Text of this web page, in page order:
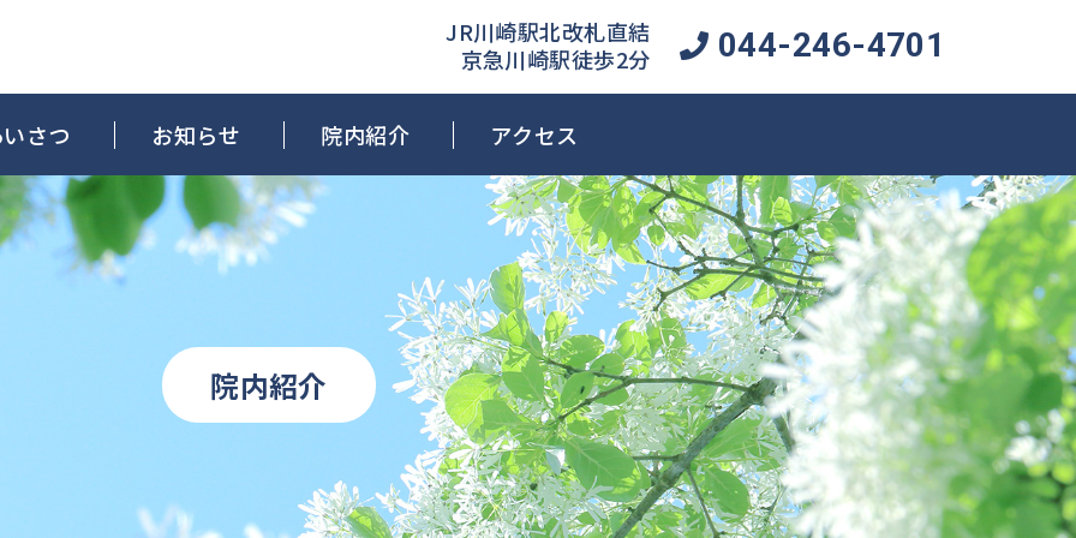
JR川崎駅北改札直結
京急川崎駅徒歩2分
044-246-4701
さつ お知らせ 院内紹介 アクセス
院内紹介